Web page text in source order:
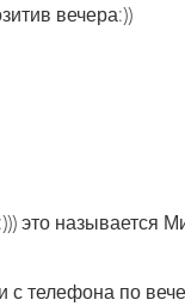
вечера:))
это называется
с телефона по